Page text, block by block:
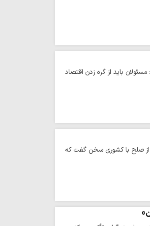
باید از گره زدن اقتصاد
از صلح با کشوری سخن گفت که